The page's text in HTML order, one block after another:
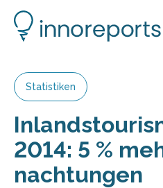
Statistiken
2014: 5 %
nachtungen